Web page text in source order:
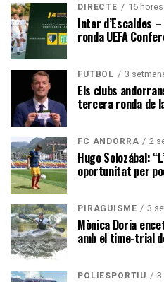
DIRECTE 16
Inter d’Escaldes
ronda UEFA
FUTBOL 3
Els clubs
tercera ronda de
FC ANDORRA 2
Hugo Solozábal:
oportunitat per
PIRAGÜISME 3
Mònica Doria
amb el time-trial
POLIESPORTIU 3